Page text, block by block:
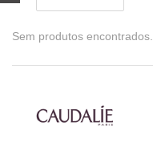
Sem produtos encontrados.